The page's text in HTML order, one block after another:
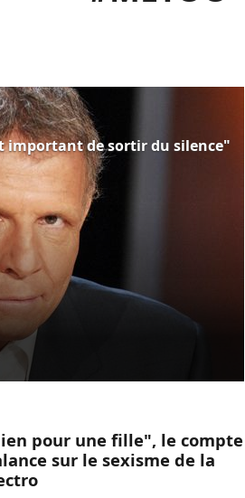
important de sortir du silence"
pour une fille", le compte
sur le sexisme de la